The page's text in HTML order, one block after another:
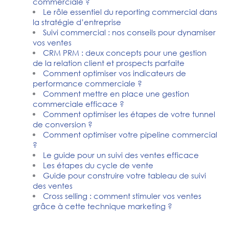
Le rôle essentiel du reporting commercial dans
la stratégie d’entreprise
Suivi commercial : nos conseils pour dynamiser
vos ventes
CRM PRM : deux concepts pour une gestion
de la relation client et prospects parfaite
Comment optimiser vos indicateurs de
performance commerciale ?
Comment mettre en place une gestion
commerciale efficace ?
Comment optimiser les étapes de votre tunnel
de conversion ?
Comment optimiser votre pipeline commercial
?
Le guide pour un suivi des ventes efficace
Les étapes du cycle de vente
Guide pour construire votre tableau de suivi
des ventes
Cross selling : comment stimuler vos ventes
grâce à cette technique marketing ?